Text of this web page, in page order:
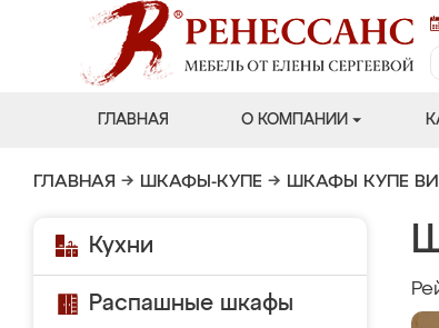
ГЛАВНАЯ О КОМПАНИИ
ГЛАВНАЯ → ШКАФЫ-КУПЕ → ШКАФЫ КУПЕ
Кухни
Распашные шкафы